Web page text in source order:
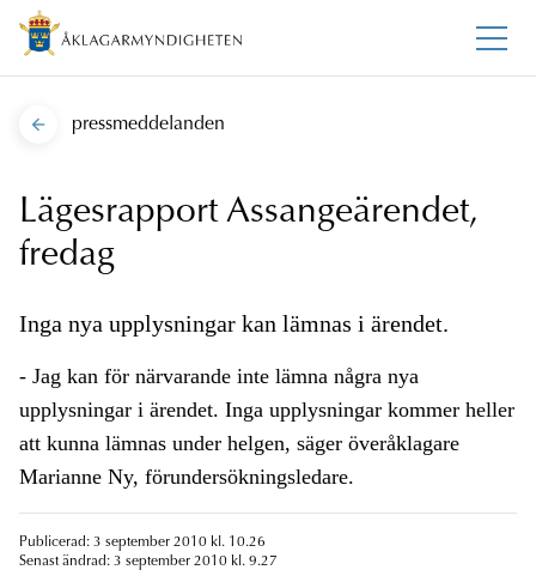
pressmeddelanden
Lägesrapport Assangeärendet,
fredag
Inga nya upplysningar kan lämnas i ärendet.
- Jag kan för närvarande inte lämna några nya
upplysningar i ärendet. Inga upplysningar kommer heller
att kunna lämnas under helgen, säger överåklagare
Marianne Ny, förundersökningsledare.
Publicerad: 3 september 2010 kl. 10.26
Senast ändrad: 3 september 2010 kl. 9.27